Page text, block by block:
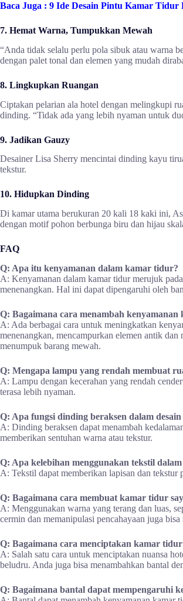
Baca Juga : 9 Ide Desain Pintu Kamar Tidur
7. Hemat Warna, Tumpukkan Mewah
“Anda tidak selalu perlu pola sibuk atau warna
dengan palet tonal dan elemen yang mudah
8. Lingkupkan Ruangan
Ciptakan pelarian ala hotel dengan melingkupi
dinding. “Tidak ada yang lebih nyaman untuk
9. Jadikan Gauzy
Desainer Lisa Sherry mencintai dinding kayu
tekstur.
10. Hidupkan Dinding
Di kamar utama berukuran 20 kali 18 kaki ini,
dengan motif pohon berbunga biru dan hijau
FAQ
Q: Apa itu kenyamanan dalam kamar tidur?
A: Kenyamanan dalam kamar tidur merujuk
menenangkan. Hal ini dapat dipengaruhi oleh
Q: Bagaimana cara menambah kenyamanan
A: Ada berbagai cara untuk meningkatkan
menenangkan, mencampurkan elemen antik dan
menumpuk barang mewah.
Q: Mengapa lampu yang rendah membuat
A: Lampu dengan kecerahan yang rendah
terasa lebih nyaman.
Q: Apa fungsi dinding beraksen dalam
A: Dinding beraksen dapat menambah
memberikan sentuhan warna atau tekstur.
Q: Apa kelebihan menggunakan tekstil
A: Tekstil dapat memberikan lapisan dan tekstur
Q: Bagaimana cara membuat kamar tidur
A: Menggunakan warna yang terang dan luas,
cermin dan memanipulasi pencahayaan juga
Q: Bagaimana cara menciptakan kamar
A: Salah satu cara untuk menciptakan nuansa
beludru. Anda juga bisa menambahkan bantal
Q: Bagaimana bantal dapat mempengaruhi